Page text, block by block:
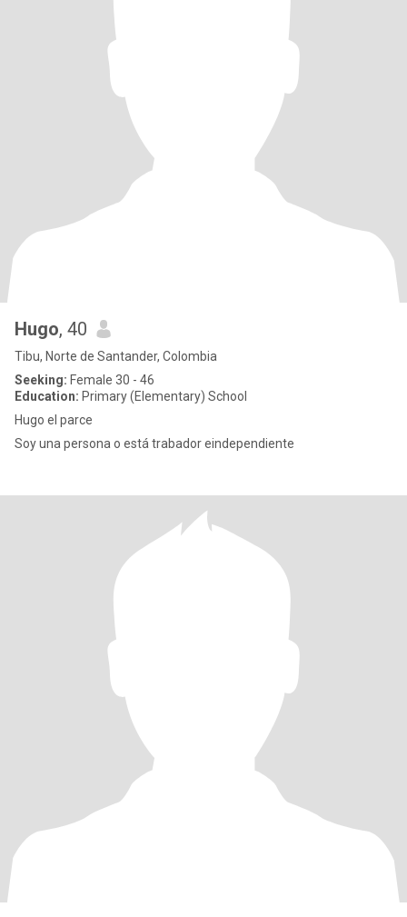
Hugo, 40
Tibu, Norte de Santander, Colombia
Seeking: Female 30 - 46
Education: Primary (Elementary) School
Hugo el parce
Soy una persona o está trabador eindependiente